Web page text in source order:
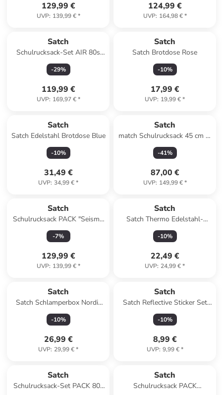
129,99 €
UVP: 139,99 €*
124,99 €
UVP: 164,98 €*
Satch
Schulrucksack-Set AIR 80s
Dance 3-teilig in Lila
-29%
119,99 €
UVP: 169,97 €*
Satch
Satch Brotdose Rose
-10%
17,99 €
UVP: 19,99 €*
Satch
Satch Edelstahl Brotdose Blue
-10%
31,49 €
UVP: 34,99 €*
Satch
match Schulrucksack 45 cm in
petrol pink
-41%
87,00 €
UVP: 149,99 €*
Satch
Schulrucksack PACK "Seismic
Blue" in Blau
-7%
129,99 €
UVP: 139,99 €*
Satch
Satch Thermo Edelstahl-
Trinkflasche rose steel
-10%
22,49 €
UVP: 24,99 €*
Satch
Satch Schlamperbox Nordic
Blue
-10%
26,99 €
UVP: 29,99 €*
Satch
Satch Reflective Sticker Set
Lila
-10%
8,99 €
UVP: 9,99 €*
Satch
Schulrucksack-Set PACK 80s
Satch
Schulrucksack PACK